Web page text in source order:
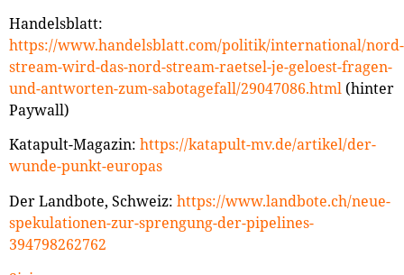
Handelsblatt:
https://www.handelsblatt.com/politik/international/nord-
stream-wird-das-nord-stream-raetsel-je-geloest-fragen-
und-antworten-zum-sabotagefall/29047086.html (hinter
Paywall)
Katapult-Magazin: https://katapult-mv.de/artikel/der-
wunde-punkt-europas
Der Landbote, Schweiz: https://www.landbote.ch/neue-
spekulationen-zur-sprengung-der-pipelines-
394798262762